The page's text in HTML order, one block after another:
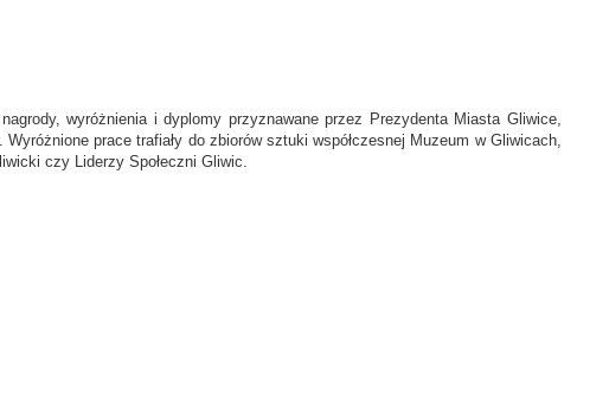
wyróżnienia i dyplomy przyznawane przez Prezydenta Miasta Gliwice,
prace trafiały do zbiorów sztuki współczesnej Muzeum w Gliwicach,
czy Liderzy Społeczni Gliwic.